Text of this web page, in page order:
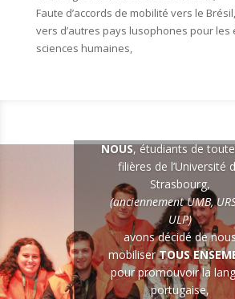
Faute d’accords de mobilité vers le
vers d’autres pays lusophones pour les
sciences humaines,
NOUS, étudiants de
filières de l’Université
Strasbourg,
(anciennement UMB,
ULP)
avons décidé de
mobiliserTOUS
pour promouvoir la
portugaise,